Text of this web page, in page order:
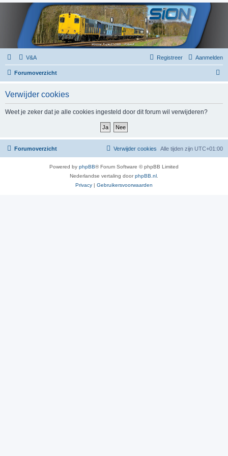
V&A Aanmelden
Registreer
Forumoverzicht
Verwijder cookies
Weet je zeker dat je alle cookies ingesteld door dit forum wil verwijderen?
Forumoverzicht Alle tijden zijn UTC+01:00
Verwijder cookies
Powered by phpBB® Forum Software © phpBB Limited
Nederlandse vertaling doorphpBB.nl
Privacy | Gebruikersvoorwaarden